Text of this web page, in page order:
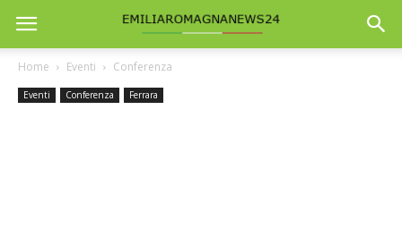
Home Eventi Conferenza
Eventi Conferenza Ferrara